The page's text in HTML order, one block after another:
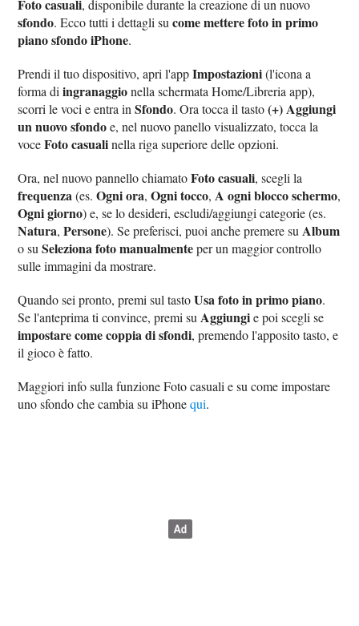
Foto casuali, disponibile durante la creazione di un nuovo
sfondo. Ecco tutti i dettagli sucome mettere foto in primo
piano sfondo iPhone.
Prendi il tuo dispositivo, apri l'appImpostazioni(l'icona a
forma diingranaggionella schermata Home/Libreria app),
scorri le voci e entra inSfondo. Ora tocca il tasto(+) Aggiungi
un nuovo sfondoe, nel nuovo panello visualizzato, tocca la
voceFoto casualinella riga superiore delle opzioni.
Ora, nel nuovo pannello chiamatoFoto casuali, scegli la
frequenza(es.Ogni ora,Ogni tocco,A ogni blocco schermo,
Ogni giorno) e, se lo desideri, escludi/aggiungi categorie (es.
Natura,Persone). Se preferisci, puoi anche premere suAlbum
o suSeleziona foto manualmenteper un maggior controllo
sulle immagini da mostrare.
Quando sei pronto, premi sul tastoUsa foto in primo piano.
Se l'anteprima ti convince, premi suAggiungie poi scegli se
impostare come coppia di sfondi, premendo l'apposito tasto, e
il gioco è fatto.
Maggiori info sulla funzione Foto casuali e su come impostare
uno sfondo che cambia su iPhonequi.